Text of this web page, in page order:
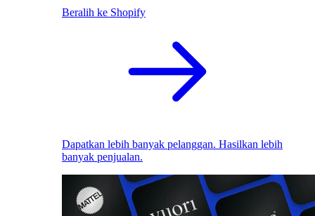
Beralih ke Shopify
Dapatkan lebih banyak pelanggan. Hasilkan lebih
banyak penjualan.